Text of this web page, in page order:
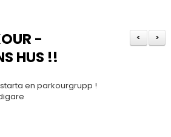
>
<
-
HUS !!
en parkourgrupp !